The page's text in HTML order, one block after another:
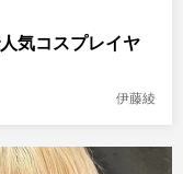
気コスプレイヤ
伊藤綾